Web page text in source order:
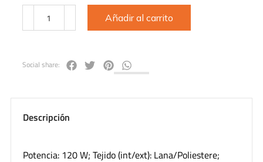
Añadir al carrito
Social share:
Descripción
Potencia: 120 W; Tejido (int/ext): Lana/Poliestere;